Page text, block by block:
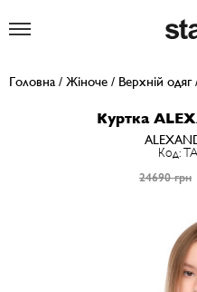
Головна / Жіноче / Верхній одяг
Куртка
Код:
24690 грн